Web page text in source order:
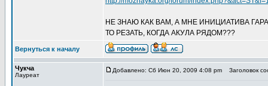
НЕ ЗНАЮ КАК ВАМ, А МНЕ ИНИЦИАТИВА
ТО РЕЗАТЬ, КОГДА АКУЛА РЯДОМ???
Вернуться к началу
Чукча
Лауреат
Добавлено: Сб Июн 20, 2009 4:08 pm Заголовок